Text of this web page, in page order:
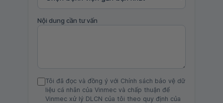
Nội dung cần tư vấn
Tôi đã đọc và đồng ý với Chính sách bảo vệ dữ
liệu cá nhân của Vinmec và chấp thuận để
Vinmec xử lý DLCN của tôi theo quy định của